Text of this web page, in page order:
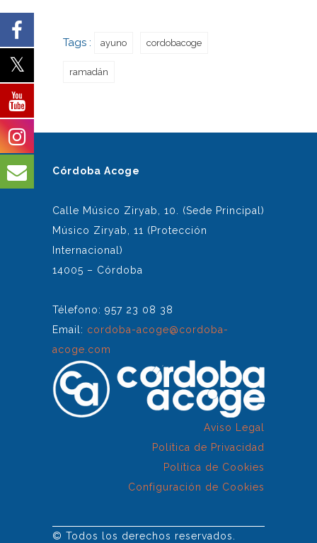
Tags : ayuno cordobacoge
ramadán
Córdoba Acoge
Calle Músico Ziryab, 10. (Sede Principal)
Músico Ziryab, 11 (Protección
Internacional)
14005 – Córdoba
Télefono: 957 23 08 38
Email: cordoba-acoge@cordoba-
acoge.com
Aviso Legal
Política de Privacidad
Política de Cookies
Configuración de Cookies
© Todos los derechos reservados.